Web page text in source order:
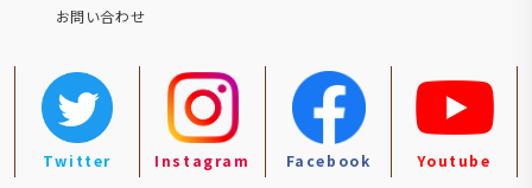
お問い合わせ
Twitter Instagram Facebook Youtube